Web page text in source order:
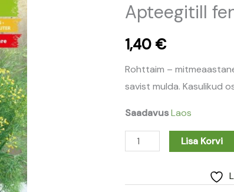
Apteegitill
1,40 €
Rohttaim –
savist mulda. Kasulikud
SaadavusLaos
Lisa Korvi